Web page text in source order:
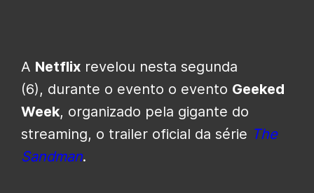
A Netflix revelou nesta segunda
(6), durante o evento o evento Geeked
Week, organizado pela gigante do
streaming, o trailer oficial da série The
Sandman.